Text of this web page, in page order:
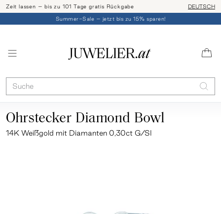
Zeit lassen – bis zu 101 Tage gratis Rückgabe Ringgröße
DEUTSCH
Summer-Sale – jetzt bis zu 15% sparen!
Ohrstecker Diamond Bowl
14K Weißgold mit Diamanten 0,30ct G/SI